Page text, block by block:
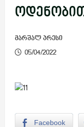
მარშალ პრესი
05/04/2022
Facebook